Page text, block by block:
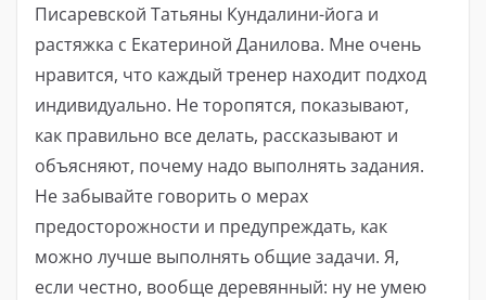
Писаревской Татьяны Кундалини-йога и
растяжка с Екатериной Данилова. Мне очень
нравится, что каждый тренер находит подход
индивидуально. Не торопятся, показывают,
как правильно все делать, рассказывают и
объясняют, почему надо выполнять задания.
Не забывайте говорить о мерах
предосторожности и предупреждать, как
можно лучше выполнять общие задачи. Я,
если честно, вообще деревянный: ну не умею